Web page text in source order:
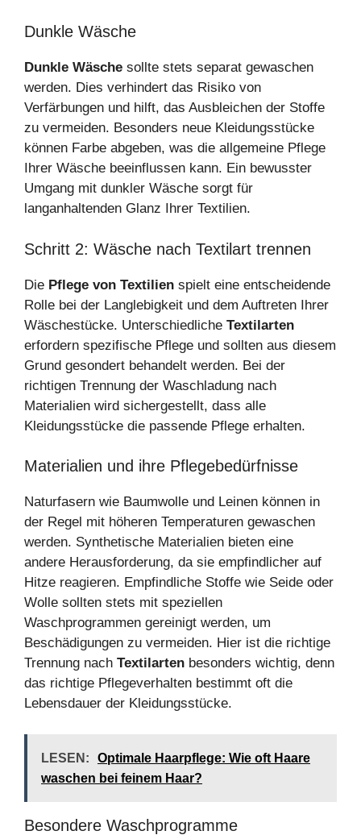
Dunkle Wäsche
Dunkle Wäsche sollte stets separat gewaschen
werden. Dies verhindert das Risiko von
Verfärbungen und hilft, das Ausbleichen der Stoffe
zu vermeiden. Besonders neue Kleidungsstücke
können Farbe abgeben, was die allgemeine Pflege
Ihrer Wäsche beeinflussen kann. Ein bewusster
Umgang mit dunkler Wäsche sorgt für
langanhaltenden Glanz Ihrer Textilien.
Schritt 2: Wäsche nach Textilart trennen
Die Pflege von Textilien spielt eine entscheidende
Rolle bei der Langlebigkeit und dem Auftreten Ihrer
Wäschestücke. Unterschiedliche Textilarten
erfordern spezifische Pflege und sollten aus diesem
Grund gesondert behandelt werden. Bei der
richtigen Trennung der Waschladung nach
Materialien wird sichergestellt, dass alle
Kleidungsstücke die passende Pflege erhalten.
Materialien und ihre Pflegebedürfnisse
Naturfasern wie Baumwolle und Leinen können in
der Regel mit höheren Temperaturen gewaschen
werden. Synthetische Materialien bieten eine
andere Herausforderung, da sie empfindlicher auf
Hitze reagieren. Empfindliche Stoffe wie Seide oder
Wolle sollten stets mit speziellen
Waschprogrammen gereinigt werden, um
Beschädigungen zu vermeiden. Hier ist die richtige
Trennung nach Textilarten besonders wichtig, denn
das richtige Pflegeverhalten bestimmt oft die
Lebensdauer der Kleidungsstücke.
LESEN:
Optimale Haarpflege: Wie oft Haare
waschen bei feinem Haar?
Besondere Waschprogramme